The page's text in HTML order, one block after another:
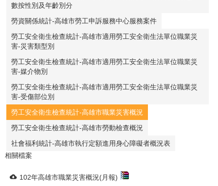
數按性別及年齡別分
勞資關係統計-高雄市勞工申訴服務中心服務案件
勞工安全衛生檢查統計-高雄市適用勞工安全衛生法單位職業災
害-災害類型別
勞工安全衛生檢查統計-高雄市適用勞工安全衛生法單位職業災
害-媒介物別
勞工安全衛生檢查統計-高雄市適用勞工安全衛生法單位職業災
害-受傷部位別
勞工安全衛生檢查統計-高雄市職業災害概況
勞工安全衛生檢查統計-高雄市勞動檢查概況
社會福利統計-高雄市執行定額進用身心障礙者概況表
相關檔案
102年高雄市職業災害概況(月報)